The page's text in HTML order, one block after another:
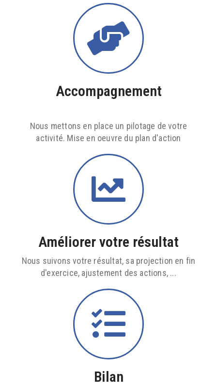
Accompagnement
Nous mettons en place un pilotage de votre
activité. Mise en oeuvre du plan d'action
Améliorer votre résultat
Nous suivons votre résultat, sa projection en fin
d'exercice, ajustement des actions, ...
Bilan